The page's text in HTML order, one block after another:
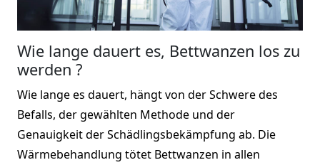
Wie lange dauert es, Bettwanzen los zu
werden ?
Wie lange es dauert, hängt von der Schwere des
Befalls, der gewählten Methode und der
Genauigkeit der Schädlingsbekämpfung ab. Die
Wärmebehandlung tötet Bettwanzen in allen